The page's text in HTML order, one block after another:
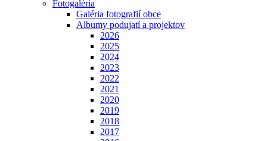
Fotogaléria
Galéria fotografií obce
Albumy podujatí a projektov
2026
2025
2024
2023
2022
2021
2020
2019
2018
2017